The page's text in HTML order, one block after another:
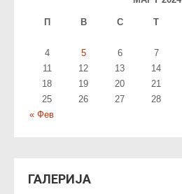
П В С T
« Фев
4
5 6 7
11
12 13 14
18
19 20 21
25
26 27 28
ГАЛЕРИЈА